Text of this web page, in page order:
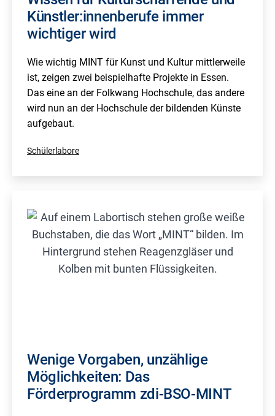
Künstler:innenberufe immer
wichtiger wird
Wie wichtig MINT für Kunst und Kultur mittlerweile
ist, zeigen zwei beispielhafte Projekte in Essen.
Das eine an der Folkwang Hochschule, das andere
wird nun an der Hochschule der bildenden Künste
aufgebaut.
Kategorisiert
Schülerlabore
Wenige Vorgaben, unzählige
Möglichkeiten: Das
Förderprogramm zdi-BSO-MINT